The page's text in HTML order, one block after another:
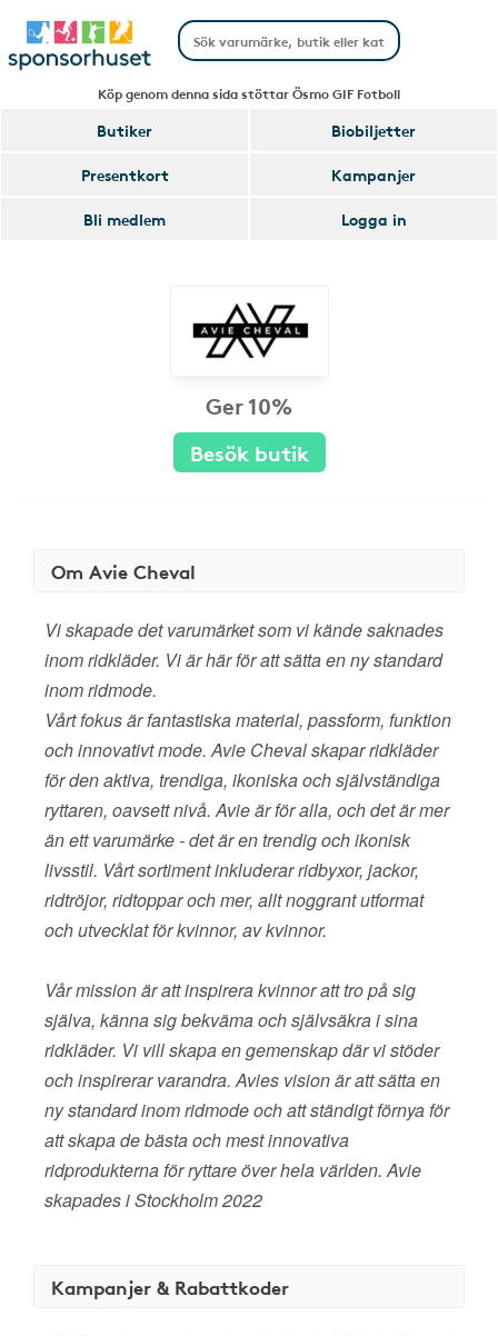
Köp genom denna sida stöttar Ösmo GIF Fotboll
Butiker
Biobiljetter
Presentkort
Kampanjer
Bli medlem
Logga in
Ger 10%
Besök butik
Om Avie Cheval
Vi skapade det varumärket som vi kände saknades
inom ridkläder. Vi är här för att sätta en ny standard
inom ridmode.
Vårt fokus är fantastiska material, passform, funktion
och innovativt mode. Avie Cheval skapar ridkläder
för den aktiva, trendiga, ikoniska och självständiga
ryttaren, oavsett nivå. Avie är för alla, och det är mer
än ett varumärke - det är en trendig och ikonisk
livsstil. Vårt sortiment inkluderar ridbyxor, jackor,
ridtröjor, ridtoppar och mer, allt noggrant utformat
och utvecklat för kvinnor, av kvinnor.
Vår mission är att inspirera kvinnor att tro på sig
själva, känna sig bekväma och självsäkra i sina
ridkläder. Vi vill skapa en gemenskap där vi stöder
och inspirerar varandra. Avies vision är att sätta en
ny standard inom ridmode och att ständigt förnya för
att skapa de bästa och mest innovativa
ridprodukterna för ryttare över hela världen. Avie
skapades i Stockholm 2022
Kampanjer & Rabattkoder